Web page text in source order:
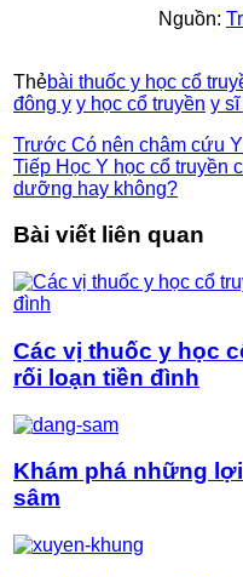
Nguồn:
Thẻbài thuốc y học cổ
đông y y học cổ truyền y sĩ
Trước Có nên châm cứu
Tiếp Học Y học cổ truyền
dưỡng hay không?
Bài viết liên quan
Các vị thuốc y học
rối loạn tiền đình
Khám phá những
sâm